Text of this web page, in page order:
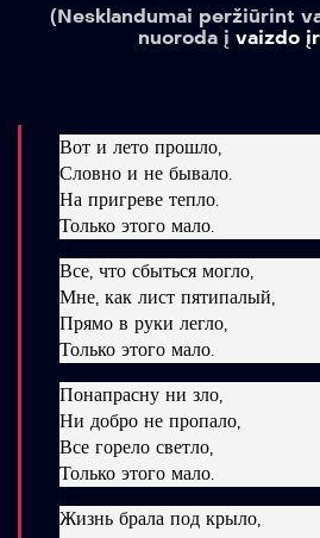
(Nesklandumai peržiūrint
nuoroda į vaizdo
Вот и лето прошло,
Словно и не бывало.
На пригреве тепло.
Только этого мало.
Все, что сбыться могло,
Мне, как лист пятипалый,
Прямо в руки легло,
Только этого мало.
Понапрасну ни зло,
Ни добро не пропало,
Все горело светло,
Только этого мало.
Жизнь брала под крыло,